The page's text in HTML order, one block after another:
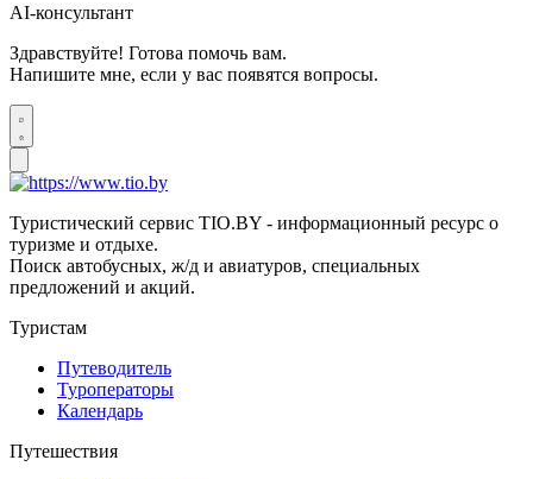
AI-консультант
Здравствуйте! Готова помочь вам.
Напишите мне, если у вас появятся вопросы.
Туристический сервис TIO.BY - информационный ресурс о
туризме и отдыхе.
Поиск автобусных, ж/д и авиатуров, специальных
предложений и акций.
Туристам
Путеводитель
Туроператоры
Календарь
Путешествия